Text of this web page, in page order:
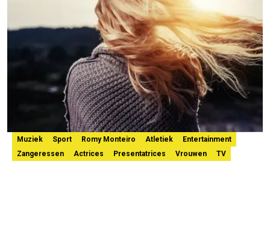
Muziek Sport Romy Monteiro Atletiek
Entertainment
Zangeressen
Actrices Presentatrices Vrouwen TV